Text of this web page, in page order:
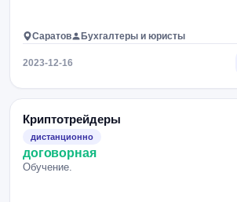
Саратов Бухгалтеры и юристы
2023-12-16
Криптотрейдеры
дистанционно
договорная
Обучение.